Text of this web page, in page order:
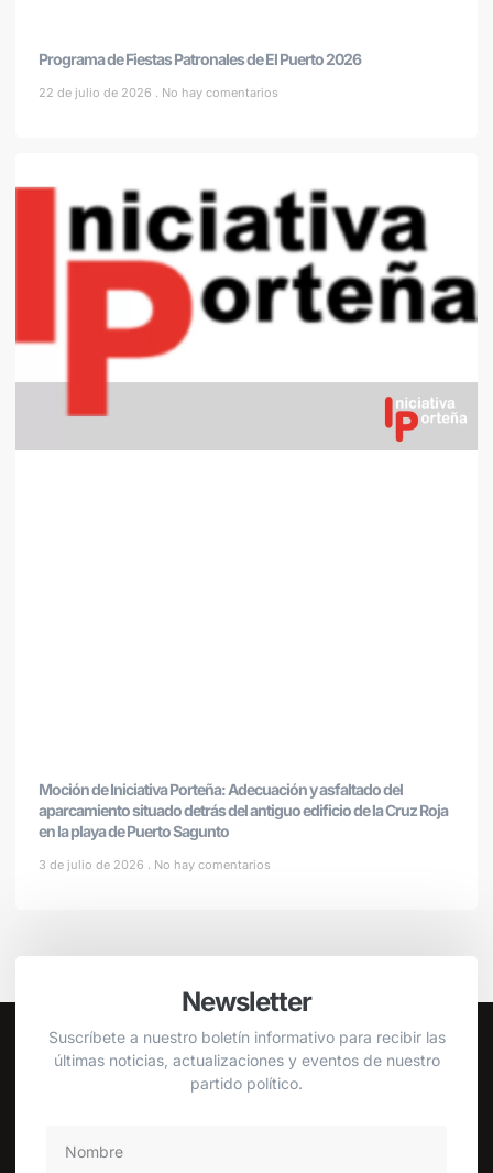
Programa de Fiestas Patronales de El Puerto 2026
22 de julio de 2026 No hay comentarios
Moción de Iniciativa Porteña: Adecuación y asfaltado del
aparcamiento situado detrás del antiguo edificio de la Cruz Roja
en la playa de Puerto Sagunto
3 de julio de 2026 No hay comentarios
Newsletter
Suscríbete a nuestro boletín informativo para recibir las
últimas noticias, actualizaciones y eventos de nuestro
partido político.